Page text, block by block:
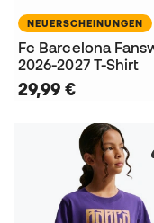
NEUERSCHEINUNGEN
Fc Barcelona
2026-2027 T-Shirt
29,99 €